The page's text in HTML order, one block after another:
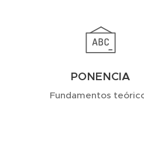
PONENCIA
Fundamentos